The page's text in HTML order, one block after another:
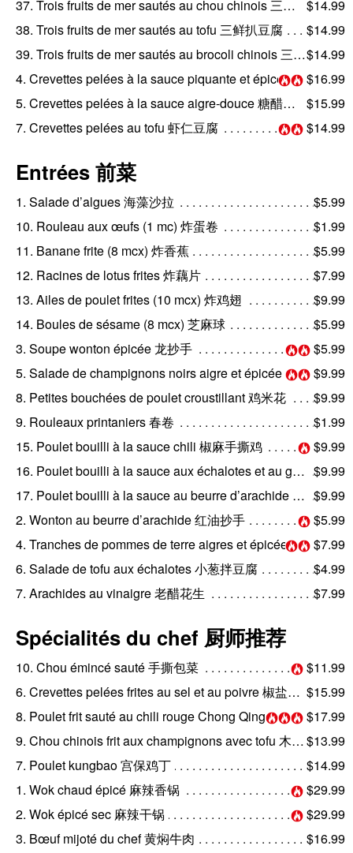
37. Trois fruits de mer sautés au chou chinois 三鲜扒白菜
$14.99
38. Trois fruits de mer sautés au tofu 三鲜扒豆腐
$14.99
39. Trois fruits de mer sautés au brocoli chinois 三鲜扒芥蓝$14.99
4. Crevettes pelées à la sauce piquante et épicée 香辣虾仁$16.99
5. Crevettes pelées à la sauce aigre-douce 糖醋虾仁
$15.99
7. Crevettes pelées au tofu 虾仁豆腐
$14.99
Entrées 前菜
1. Salade d’algues 海藻沙拉
$5.99
10. Rouleau aux œufs (1 mc) 炸蛋卷
$1.99
11. Banane frite (8 mcx) 炸香蕉
$5.99
12. Racines de lotus frites 炸藕片
$7.99
13. Ailes de poulet frites (10 mcx) 炸鸡翅
$9.99
14. Boules de sésame (8 mcx) 芝麻球
$5.99
3. Soupe wonton épicée 龙抄手
$5.99
5. Salade de champignons noirs aigre et épicée 酸辣木耳
$9.99
8. Petites bouchées de poulet croustillant 鸡米花
$9.99
9. Rouleaux printaniers 春卷
$1.99
15. Poulet bouilli à la sauce chili 椒麻手撕鸡
$9.99
16. Poulet bouilli à la sauce aux échalotes et au gingembre 姜葱手撕鸡 $9.99
17. Poulet bouilli à la sauce au beurre d’arachide 花生手撕鸡 $9.99
2. Wonton au beurre d’arachide 红油抄手
$5.99
4. Tranches de pommes de terre aigres et épicées 酸辣土豆丝 $7.99
6. Salade de tofu aux échalotes 小葱拌豆腐
$4.99
7. Arachides au vinaigre 老醋花生
$7.99
Spécialités du chef 厨师推荐
10. Chou émincé sauté 手撕包菜
$11.99
6. Crevettes pelées frites au sel et au poivre 椒盐虾仁 $15.99
8. Poulet frit sauté au chili rouge Chong Qing 重庆辣子鸡$17.99
9. Chou chinois frit aux champignons avec tofu 木耳白菜烧豆腐$13.99
7. Poulet kungbao 宫保鸡丁
$14.99
1. Wok chaud épicé 麻辣香锅
$29.99
2. Wok épicé sec 麻辣干锅
$29.99
3. Bœuf mijoté du chef 黄焖牛肉
$16.99